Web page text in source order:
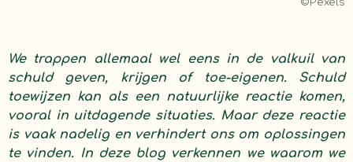
We trappen allemaal wel eens in de valkuil van
schuld geven, krijgen of toe-eigenen. Schuld
toewijzen kan als een natuurlijke reactie komen,
vooral in uitdagende situaties. Maar deze reactie
is vaak nadelig en verhindert ons om oplossingen
te vinden. In deze blog verkennen we waarom we